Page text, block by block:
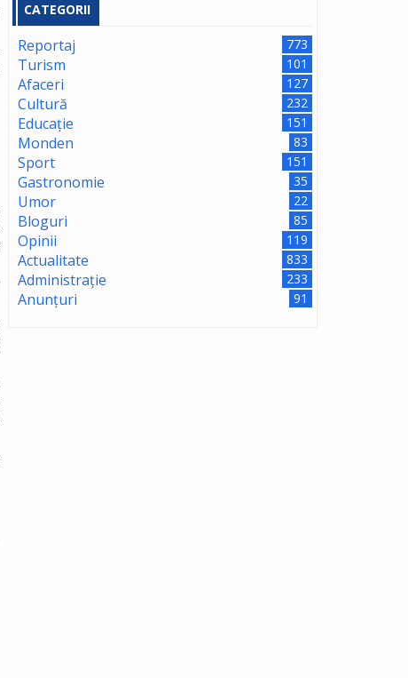
CATEGORII
Reportaj 773
Turism 101
Afaceri 127
Cultură 232
Educație 151
Monden 83
Sport 151
Gastronomie 35
Umor 22
Bloguri 85
Opinii 119
Actualitate 833
Administrație 233
Anunțuri 91